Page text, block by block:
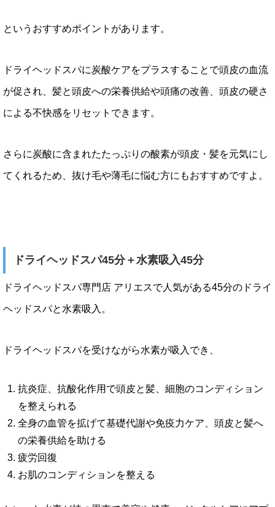
というおすすめポイントがあります。
ドライヘッドスパに炭酸ケアをプラスすることで頭皮の血流
が促され、髪と頭皮への栄養供給や頭痛の改善、頭皮の硬さ
による不快感をリセットできます。
さらに炭酸に含まれたたっぷりの酸素が頭皮・髪を元気にし
てくれるため、抜け毛や薄毛に悩む方にもおすすめですよ。
ドライヘッドスパ45分＋水素吸入45分
ドライヘッドスパ専門店 アリエスで人気がある45分のドライ
ヘッドスパと水素吸入。
ドライヘッドスパを受けながら水素が吸入でき、
抗炎症、抗酸化作用で頭皮と髪、細胞のコンディション
を整えられる
全身の血管を拡げて基礎代謝や免疫力ケア、頭皮と髪へ
の栄養供給を助ける
疲労回復
お肌のコンディションを整える